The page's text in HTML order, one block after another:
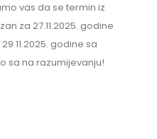
vas da se termin iz
za 27.11.2025. godine
godine sa
sa na razumijevanju!